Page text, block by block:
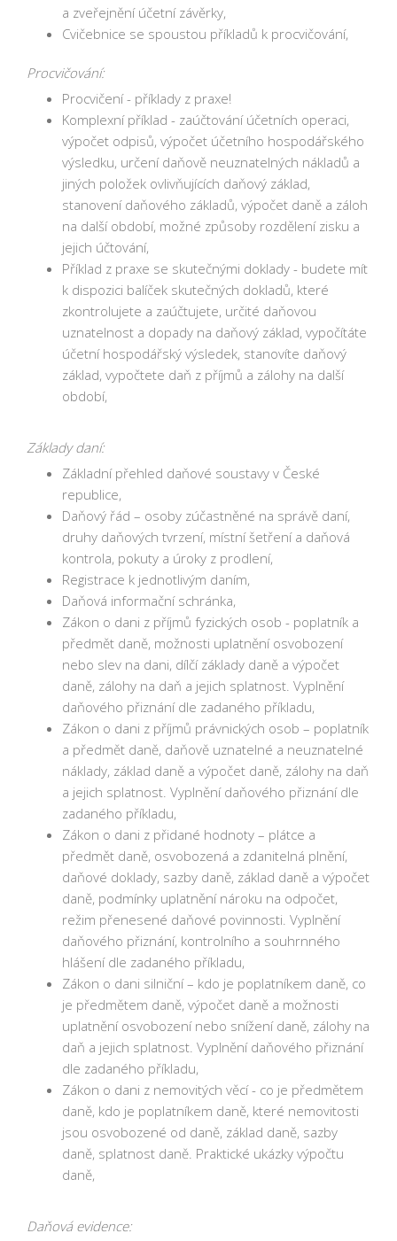
a zveřejnění účetní závěrky,
Cvičebnice se spoustou příkladů k procvičování,
Procvičování:
Procvičení - příklady z praxe!
Komplexní příklad - zaúčtování účetních operaci,
výpočet odpisů, výpočet účetního hospodářského
výsledku, určení daňově neuznatelných nákladů a
jiných položek ovlivňujících daňový základ,
stanovení daňového základů, výpočet daně a záloh
na další období, možné způsoby rozdělení zisku a
jejich účtování,
Příklad z praxe se skutečnými doklady - budete mít
k dispozici balíček skutečných dokladů, které
zkontrolujete a zaúčtujete, určité daňovou
uznatelnost a dopady na daňový základ, vypočítáte
účetní hospodářský výsledek, stanovíte daňový
základ, vypočtete daň z příjmů a zálohy na další
období,
Základy daní:
Základní přehled daňové soustavy v České
republice,
Daňový řád – osoby zúčastněné na správě daní,
druhy daňových tvrzení, místní šetření a daňová
kontrola, pokuty a úroky z prodlení,
Registrace k jednotlivým daním,
Daňová informační schránka,
Zákon o dani z příjmů fyzických osob - poplatník a
předmět daně, možnosti uplatnění osvobození
nebo slev na dani, dílčí základy daně a výpočet
daně, zálohy na daň a jejich splatnost. Vyplnění
daňového přiznání dle zadaného příkladu,
Zákon o dani z příjmů právnických osob – poplatník
a předmět daně, daňově uznatelné a neuznatelné
náklady, základ daně a výpočet daně, zálohy na daň
a jejich splatnost. Vyplnění daňového přiznání dle
zadaného příkladu,
Zákon o dani z přidané hodnoty – plátce a
předmět daně, osvobozená a zdanitelná plnění,
daňové doklady, sazby daně, základ daně a výpočet
daně, podmínky uplatnění nároku na odpočet,
režim přenesené daňové povinnosti. Vyplnění
daňového přiznání, kontrolního a souhrnného
hlášení dle zadaného příkladu,
Zákon o dani silniční – kdo je poplatníkem daně, co
je předmětem daně, výpočet daně a možnosti
uplatnění osvobození nebo snížení daně, zálohy na
daň a jejich splatnost. Vyplnění daňového přiznání
dle zadaného příkladu,
Zákon o dani z nemovitých věcí - co je předmětem
daně, kdo je poplatníkem daně, které nemovitosti
jsou osvobozené od daně, základ daně, sazby
daně, splatnost daně. Praktické ukázky výpočtu
daně,
Daňová evidence: